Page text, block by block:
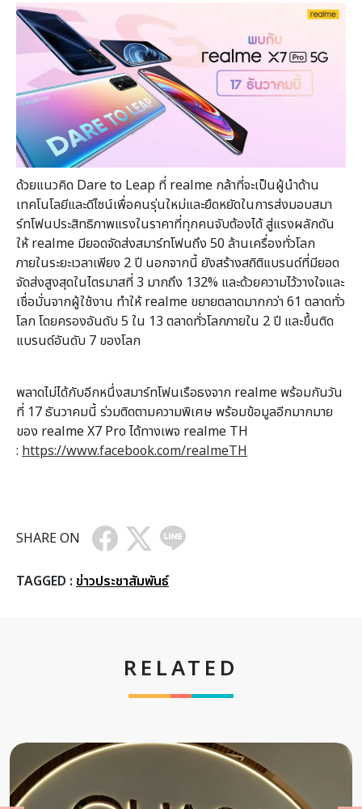
ด้วยแนวคิด Dare to Leap ที่ realme กล้าที่จะเป็นผู้นำด้าน
เทคโนโลยีและดีไซน์เพื่อคนรุ่นใหม่และยืดหยัดในการส่งมอบสมา
ร์ทโฟนประสิทธิภาพแรงในราคาที่ทุกคนจับต้องได้ สู่แรงผลักดัน
ให้ realme มียอดจัดส่งสมาร์ทโฟนถึง 50 ล้านเครื่องทั่วโลก
ภายในระยะเวลาเพียง 2 ปี นอกจากนี้ ยังสร้างสถิติแบรนด์ที่มียอด
จัดส่งสูงสุดในไตรมาสที่ 3 มากถึง 132% และด้วยความไว้วางใจและ
เชื่อมั่นจากผู้ใช้งาน ทำให้ realme ขยายตลาดมากกว่า 61 ตลาดทั่ว
โลก โดยครองอันดับ 5 ใน 13 ตลาดทั่วโลกภายใน 2 ปี และขึ้นติด
แบรนด์อันดับ 7 ของโลก
พลาดไม่ได้กับอีกหนึ่งสมาร์ทโฟนเรือธงจาก realme พร้อมกันวัน
ที่ 17 ธันวาคมนี้ ร่วมติดตามความพิเศษ พร้อมข้อมูลอีกมากมาย
ของ realme X7 Pro ได้ทางเพจ realme TH
: https://www.facebook.com/realmeTH
SHARE ON
TAGGED : ข่าวประชาสัมพันธ์
RELATED